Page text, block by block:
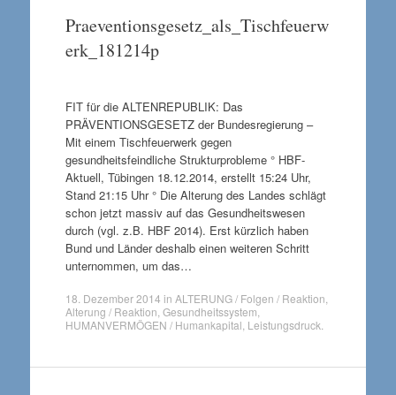
Praeventionsgesetz_als_Tischfeuerw
erk_181214p
FIT für die ALTENREPUBLIK: Das
PRÄVENTIONSGESETZ der Bundesregierung –
Mit einem Tischfeuerwerk gegen
gesundheitsfeindliche Strukturprobleme ° HBF-
Aktuell, Tübingen 18.12.2014, erstellt 15:24 Uhr,
Stand 21:15 Uhr ° Die Alterung des Landes schlägt
schon jetzt massiv auf das Gesundheitswesen
durch (vgl. z.B. HBF 2014). Erst kürzlich haben
Bund und Länder deshalb einen weiteren Schritt
unternommen, um das…
18. Dezember 2014 in ALTERUNG / Folgen / Reaktion
Alterung / Reaktion Gesundheitssystem
HUMANVERMÖGEN / Humankapital Leistungsdruck